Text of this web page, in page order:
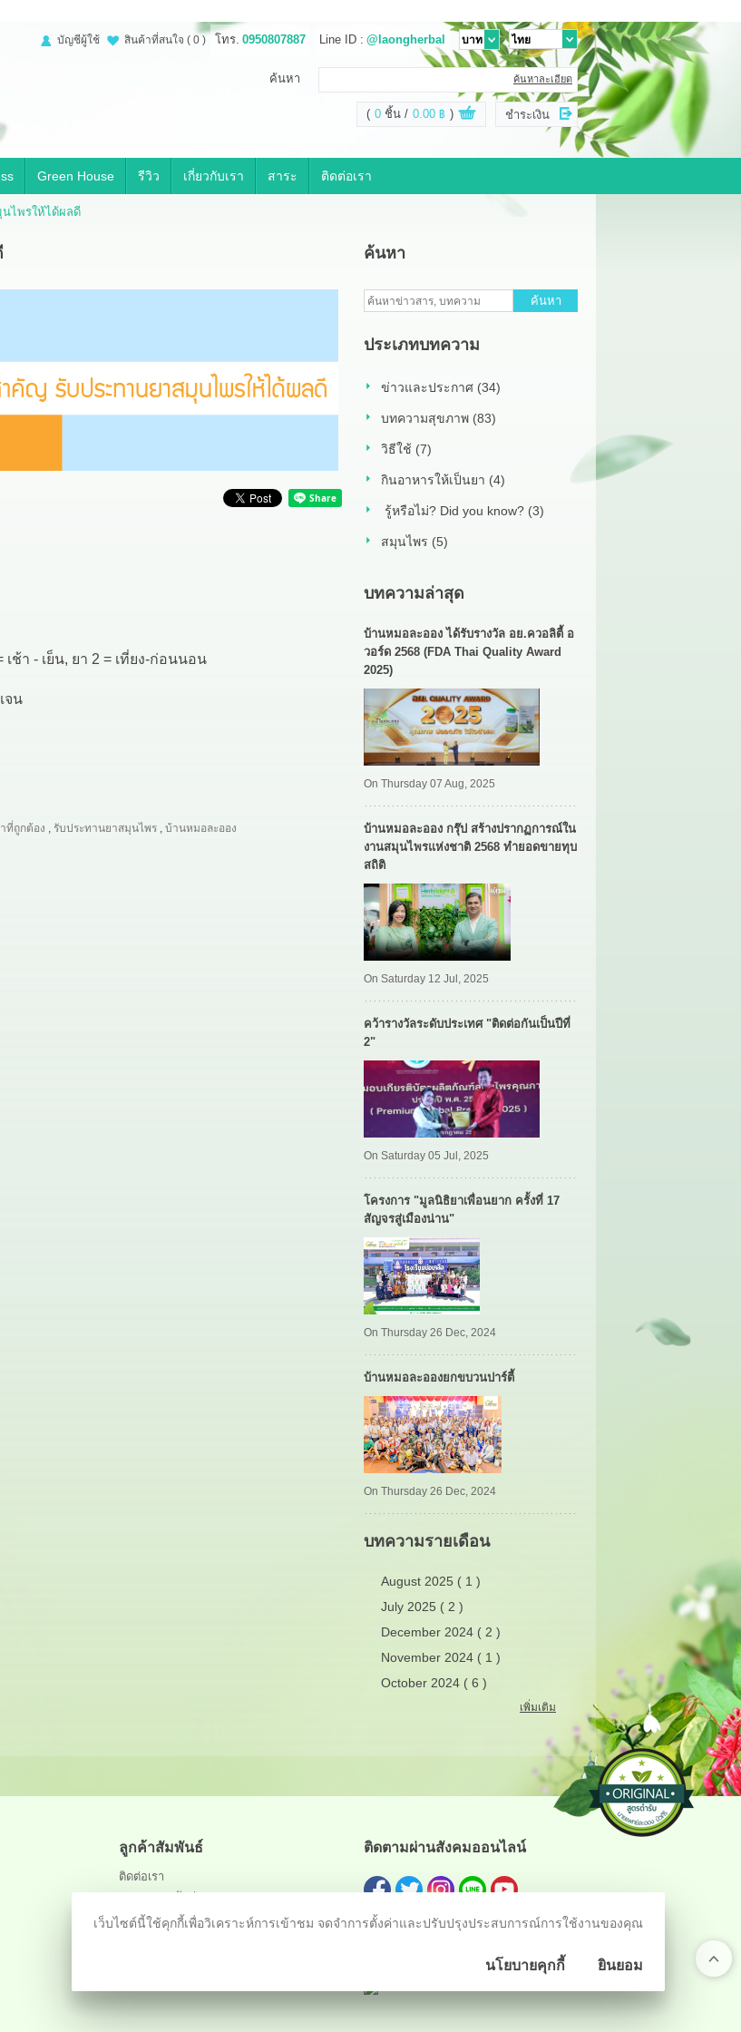
โทร. 0950807887 Line ID : @laongherbal
สินค้าที่สนใจ ( 0 )
บัญชีผู้ใช้
ค้นหา ค้นหาละเอียด
( 0 ชิ้น 0.00 ฿ ) ชำระเงิน
Green House รีวิว เกี่ยวกับเรา สาระ ติดต่อเรา
ไพรให้ได้ผลดี
า - เย็น, ยา 2 = เที่ยง-ก่อนนอน
จน
ที่ถูกต้อง , รับประทานยาสมุนไพร ,บ้านหมอละออง
ค้นหา
ค้นหา
ประเภทบทความ
ข่าวและประกาศ (34)
บทความสุขภาพ (83)
วิธีใช้ (7)
กินอาหารให้เป็นยา (4)
รู้หรือไม่? Did you know? (3)
สมุนไพร (5)
บทความล่าสุด
บ้านหมอละออง ได้รับรางวัล อย.ควอลิตี้ อ
วอร์ด 2568 (FDA Thai Quality Award
2025)
On Thursday 07 Aug, 2025
บ้านหมอละออง กรุ๊ป สร้างปรากฏการณ์ใน
งานสมุนไพรแห่งชาติ 2568 ทำยอดขายทุบ
สถิติ
On Saturday 12 Jul, 2025
คว้ารางวัลระดับประเทศ "ติดต่อกันเป็นปีที่
2"
On Saturday 05 Jul, 2025
โครงการ "มูลนิธิยาเพื่อนยาก ครั้งที่ 17
สัญจรสู่เมืองน่าน"
On Thursday 26 Dec, 2024
บ้านหมอละอองยกขบวนปาร์ตี้
On Thursday 26 Dec, 2024
บทความรายเดือน
August 2025 ( 1 )
July 2025 ( 2 )
December 2024 ( 2 )
November 2024 ( 1 )
October 2024 ( 6 )
เพิ่มเติม
ลูกค้าสัมพันธ์
ติดต่อเรา
สถานะการจัดส่ง
ติดตามผ่านสังคมออนไลน์
เว็บไซต์นี้ใช้คุกกี้เพื่อวิเคราะห์การเข้าชม จดจำการตั้งค่าและปรับปรุงประสบการณ์การใช้งานของคุณ
นโยบายคุกกี้ ยินยอม